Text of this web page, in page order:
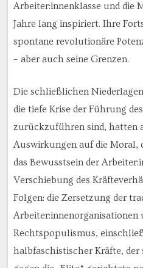
Arbeiter:innenklasse und die
Jahre lang inspiriert. Ihre
spontane revolutionäre
– aber auch seine Grenzen.
Die schließlichen
die tiefe Krise der Führung
zurückzuführen sind, hatten
Auswirkungen auf die Moral,
das Bewusstsein der
Verschiebung des
Folgen: die Zersetzung der
Arbeiter:innenorganisationen
Rechtspopulismus,
halbfaschistischer Kräfte, der